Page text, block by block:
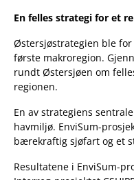
En felles strategi for et
Østersjøstrategien ble
første makroregion.
rundt Østersjøen om
regionen.
En av strategiens
havmiljø. EnviSum-
bærekraftig sjøfart og et
Resultatene i EnviSum-